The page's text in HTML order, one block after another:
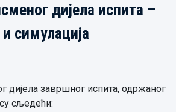
дијела испита –
симулација
дијела завршног испита, одржаног
сљедећи: